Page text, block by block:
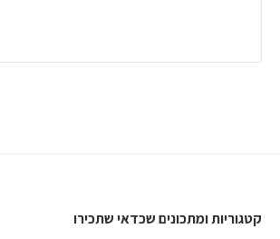
קטגוריות ומתכונים שכדאי שתכירו